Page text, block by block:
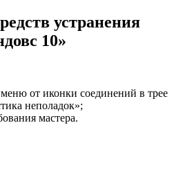
устранения
10»
от иконки соединений в трее
неполадок»;
мастера.